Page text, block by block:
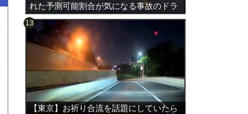
れた予測可能割合が気になる事故のドラ
レコ。
【東京】お祈り合流を話題にしていたら